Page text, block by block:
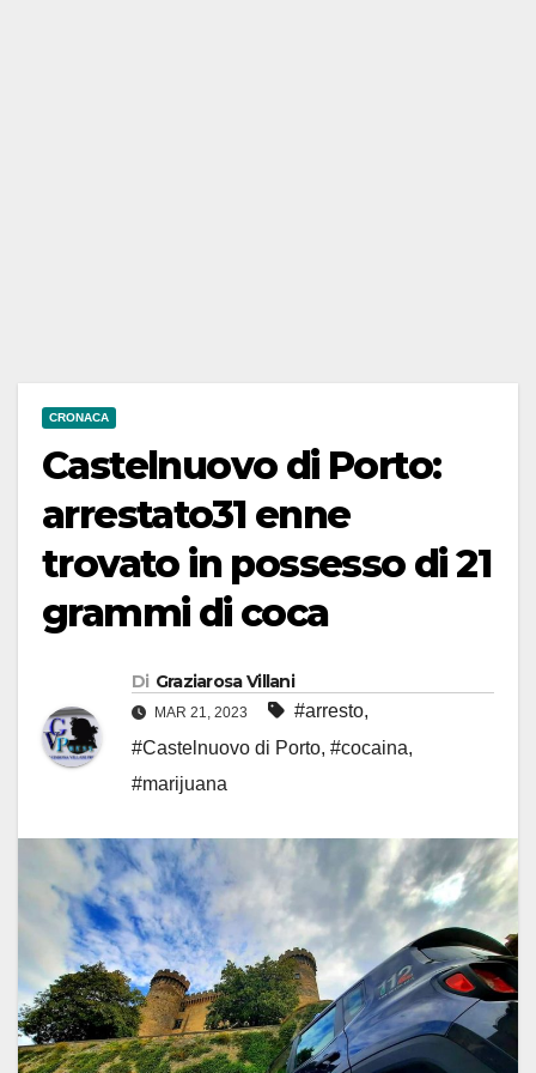
CRONACA
Castelnuovo di Porto:
arrestato31 enne
trovato in possesso di 21
grammi di coca
Di Graziarosa Villani
MAR 21, 2023 #arresto,
#Castelnuovo di Porto, #cocaina,
#marijuana